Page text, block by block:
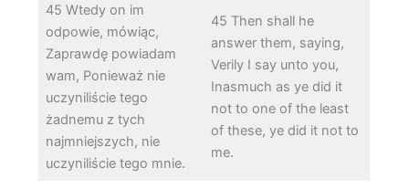
45 Wtedy on im
odpowie, mówiąc,
Zaprawdę powiadam
wam, Ponieważ nie
uczyniliście tego
żadnemu z tych
najmniejszych, nie
uczyniliście tego mnie.
45 Then shall he
answer them, saying,
Verily I say unto you,
Inasmuch as ye did it
not to one of the least
of these, ye did it not to
me.